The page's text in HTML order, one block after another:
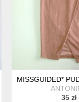
MISSGUIDED*
35 zł